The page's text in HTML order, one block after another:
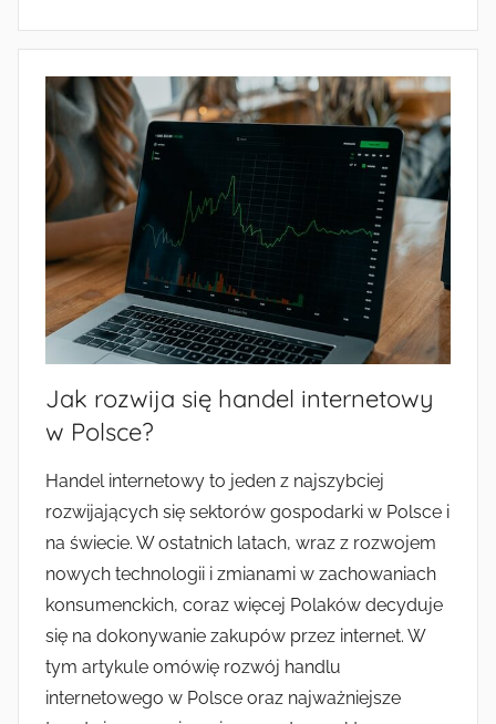
Jak rozwija się handel internetowy
w Polsce?
Handel internetowy to jeden z najszybciej
rozwijających się sektorów gospodarki w Polsce i
na świecie. W ostatnich latach, wraz z rozwojem
nowych technologii i zmianami w zachowaniach
konsumenckich, coraz więcej Polaków decyduje
się na dokonywanie zakupów przez internet. W
tym artykule omówię rozwój handlu
internetowego w Polsce oraz najważniejsze